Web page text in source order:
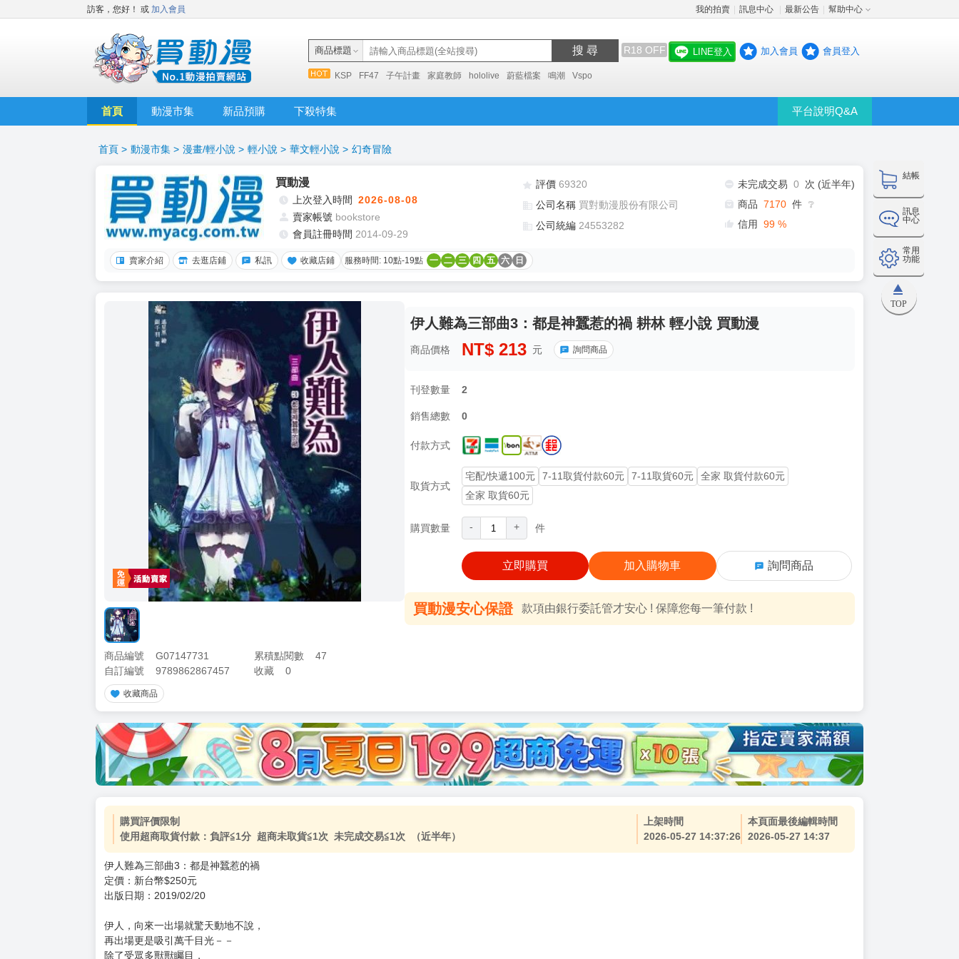
訪客，您好！ 或 加入會員 我的拍賣 訊息中心 最新公告 幫助中心
商品標題 搜 尋 R18 OFF
KSP FF47 子午計畫 家庭教師 hololive 蔚藍檔案 鳴潮 Vspo
LINE登入 加入會員 會員登入
首頁 動漫市集 新品預購 下殺特集 平台說明Q&A
結帳
訊息
中心
常用
功能
TOP
首頁 > 動漫市集 > 漫畫/輕小說 > 輕小說 > 華文輕小說 > 幻奇冒險
買動漫
上次登入時間 2026-08-08
賣家帳號 bookstore
會員註冊時間 2014-09-29
評價 69320
公司名稱 買對動漫股份有限公司
公司統編 24553282
未完成交易 0
次 (近半年)
商品 7170 件 ❔
信用 99 %
賣家介紹 去逛店鋪 私訊 收藏店鋪 服務時間: 10點-19點 一 二 三 四 五 六 日
商品編號 G07147731 累積點閱數
47
自訂編號
9789862867457 收藏 0
收藏商品
伊人難為三部曲3：都是神蠶惹的禍 耕林 輕小說 買動漫
商品價格 NT$ 213 元 詢問商品
刊登數量 2
銷售總數 0
付款方式
取貨方式
宅配/快遞100元 7-11取貨付款60元 7-11取貨60元
全家 取貨付款60元
全家 取貨60元
購買數量 - + 件
立即購買 加入購物車 詢問商品
買動漫安心保證 款項由銀行委託管才安心 ! 保障您每一筆付款 !
加價購 ( 共
(加購品) 買動漫★《$15元-加固紙箱包裝》
-